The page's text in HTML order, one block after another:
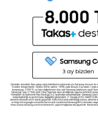
Aday
edin